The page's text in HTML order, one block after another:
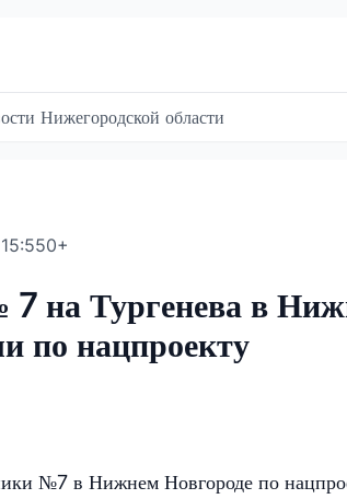
Нижегородской области
0+
на Тургенева в
по нацпроекту
№7 в Нижнем Новгороде по